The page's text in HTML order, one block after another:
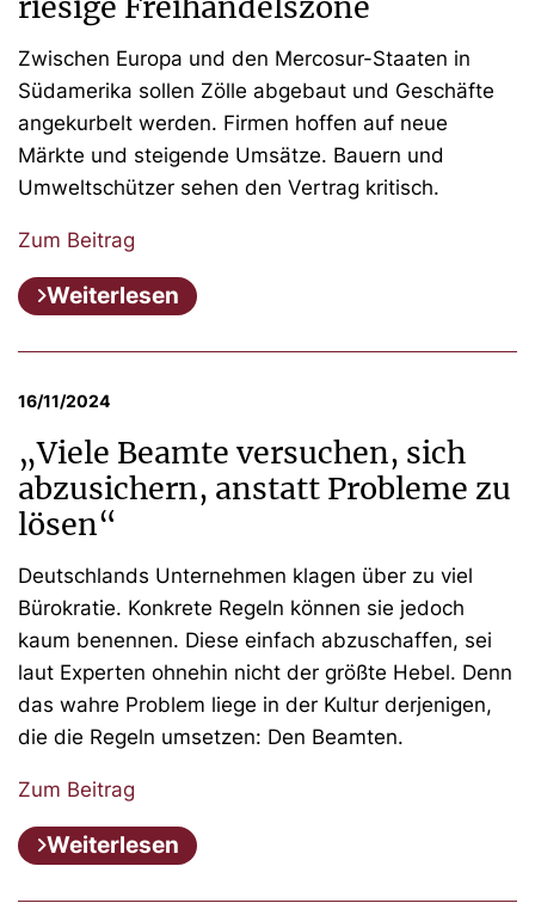
Zwischen Europa und den Mercosur-Staaten in
Südamerika sollen Zölle abgebaut und Geschäfte
angekurbelt werden. Firmen hoffen auf neue
Märkte und steigende Umsätze. Bauern und
Umweltschützer sehen den Vertrag kritisch.
Zum Beitrag
Weiterlesen
16/11/2024
„Viele Beamte versuchen, sich
abzusichern, anstatt Probleme zu
lösen“
Deutschlands Unternehmen klagen über zu viel
Bürokratie. Konkrete Regeln können sie jedoch
kaum benennen. Diese einfach abzuschaffen, sei
laut Experten ohnehin nicht der größte Hebel. Denn
das wahre Problem liege in der Kultur derjenigen,
die die Regeln umsetzen: Den Beamten.
Zum Beitrag
Weiterlesen